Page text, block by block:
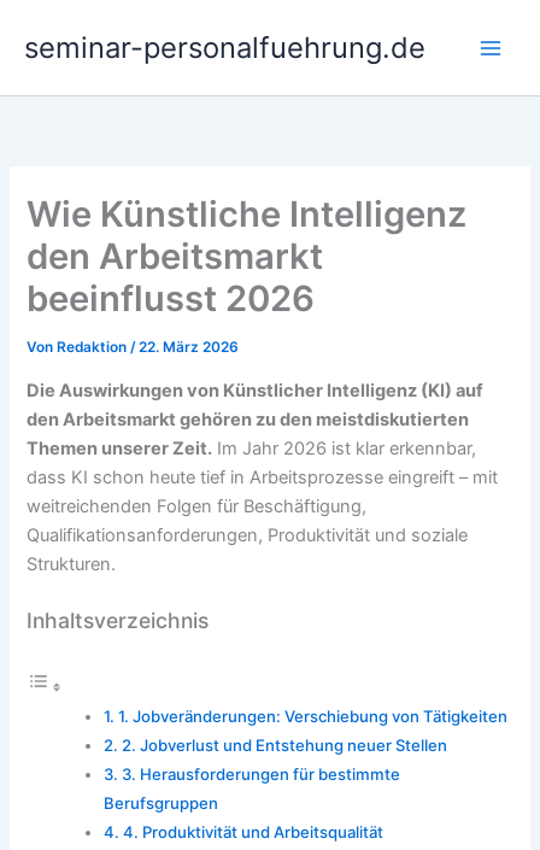
Inhaltseminar-personalfuehrung.de
Wie Künstliche Intelligenz
den Arbeitsmarkt
beeinflusst 2026
Von Redaktion/22. März 2026
Die Auswirkungen von Künstlicher Intelligenz (KI) auf
den Arbeitsmarkt gehören zu den meistdiskutierten
Themen unserer Zeit. Im Jahr 2026 ist klar erkennbar,
dass KI schon heute tief in Arbeitsprozesse eingreift – mit
weitreichenden Folgen für Beschäftigung,
Qualifikationsanforderungen, Produktivität und soziale
Strukturen.
Inhaltsverzeichnis
1. Jobveränderungen: Verschiebung von Tätigkeiten
2. Jobverlust und Entstehung neuer Stellen
3. Herausforderungen für bestimmte
Berufsgruppen
4. Produktivität und Arbeitsqualität